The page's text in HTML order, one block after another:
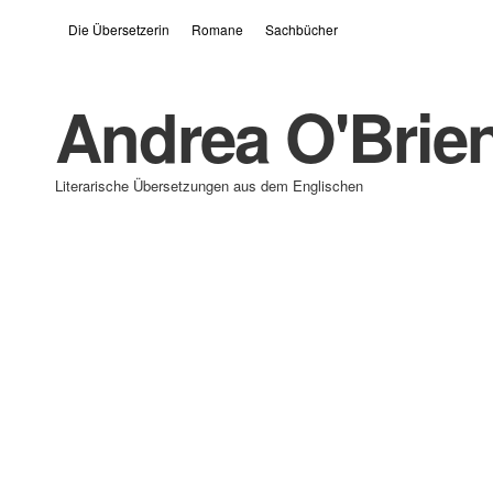
Die Übersetzerin Romane Sachbücher
Andrea
Literarische Übersetzungen aus dem Englischen